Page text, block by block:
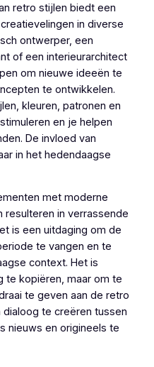
retro stijlen biedt een
in diverse
ontwerper, een
of een interieurarchitect
om nieuwe ideeën te
te ontwikkelen.
kleuren, patronen en
en je helpen
De invloed van
in het hedendaagse
met moderne
resulteren in verrassende
is een uitdaging om de
te vangen en te
context. Het is
te kopiëren, maar om te
te geven aan de retro
te creëren tussen
nieuws en origineels te